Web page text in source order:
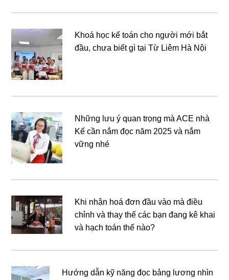
Khoá học kế toán cho người mới bắt
đầu, chưa biết gì tại Từ Liêm Hà Nội
Những lưu ý quan trọng mà ACE nhà
Kế cần nắm đọc năm 2025 và nắm
vững nhé
Khi nhận hoá đơn đầu vào mà điều
chỉnh và thay thế các bạn đang kê khai
và hạch toán thế nào?
Hướng dẫn kỹ năng đọc bảng lương nhìn